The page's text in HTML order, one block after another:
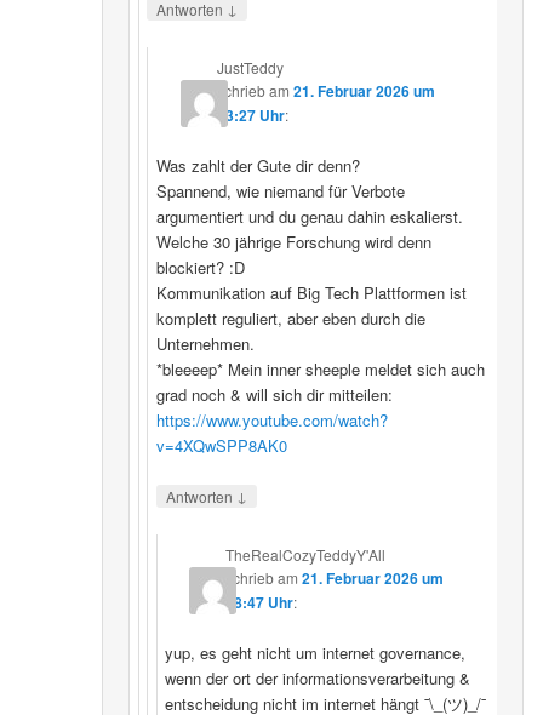
Antworten ↓
JustTeddy
schriebam 21. Februar 2026 um
13:27 Uhr:
Was zahlt der Gute dir denn?
Spannend, wie niemand für Verbote
argumentiert und du genau dahin eskalierst.
Welche 30 jährige Forschung wird denn
blockiert? :D
Kommunikation auf Big Tech Plattformen ist
komplett reguliert, aber eben durch die
Unternehmen.
*bleeeep* Mein inner sheeple meldet sich auch
grad noch & will sich dir mitteilen:
https://www.youtube.com/watch?
v=4XQwSPP8AK0
Antworten ↓
TheRealCozyTeddyY'All
schriebam21. Februar 2026 um
18:47 Uhr:
yup, es geht nicht um internet governance,
wenn der ort der informationsverarbeitung &
entscheidung nicht im internet hängt ¯\_(ツ)_/¯